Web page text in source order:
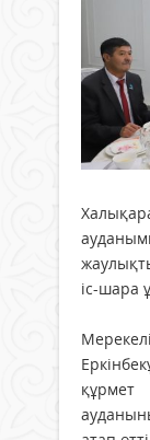
іс-шара
құрмет